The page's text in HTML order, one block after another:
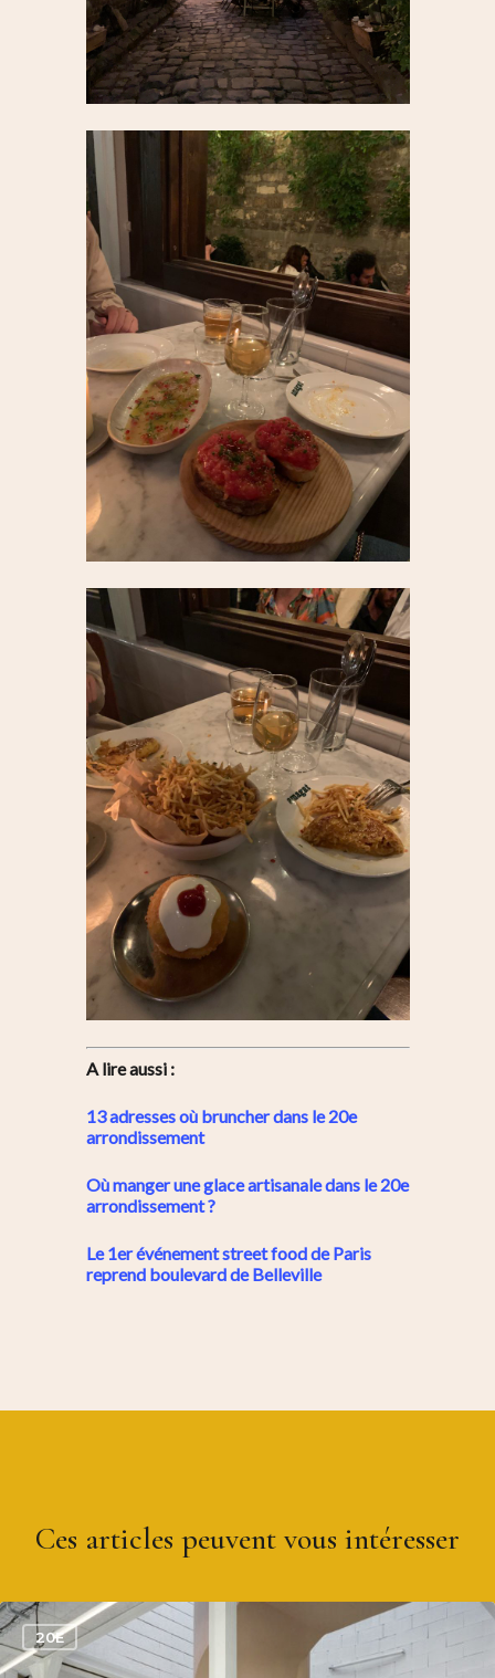
A lire aussi :
13 adresses où bruncher dans le 20e
arrondissement
Où manger une glace artisanale dans le 20e
arrondissement ?
Le 1er événement street food de Paris
reprend boulevard de Belleville
Ces articles peuvent vous intéresser
20E
0
S’informer